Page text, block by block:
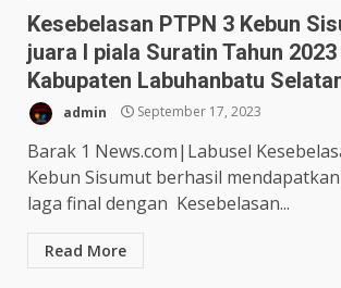
Kesebelasan PTPN 3 Kebun
juara I piala Suratin Tahun
Kabupaten Labuhanbatu
admin September 17, 2023
Barak 1 News.com|Labusel
Kebun Sisumut berhasil
laga final dengan Kesebelasan...
Read More